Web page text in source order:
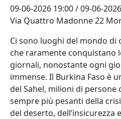
09-06-2026 19:00 / 09-06-
Via Quattro Madonne 22
Ci sono luoghi del mondo di
che raramente conquistano
giornali, nonostante ogni
immense. Il Burkina Faso è
del Sahel, milioni di
sempre più pesanti della
del deserto, dell’insicurezza